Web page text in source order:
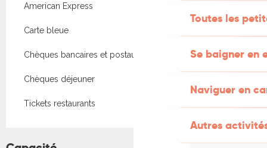
Toutes les
Se baigner en
Naviguer en
Autres
American Express
Carte bleue
Chèques bancaires et postaux
Chèques déjeuner
Tickets restaurants